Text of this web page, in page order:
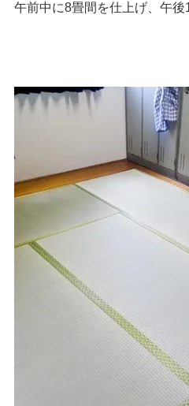
午前中に8畳間を仕上げ、午後